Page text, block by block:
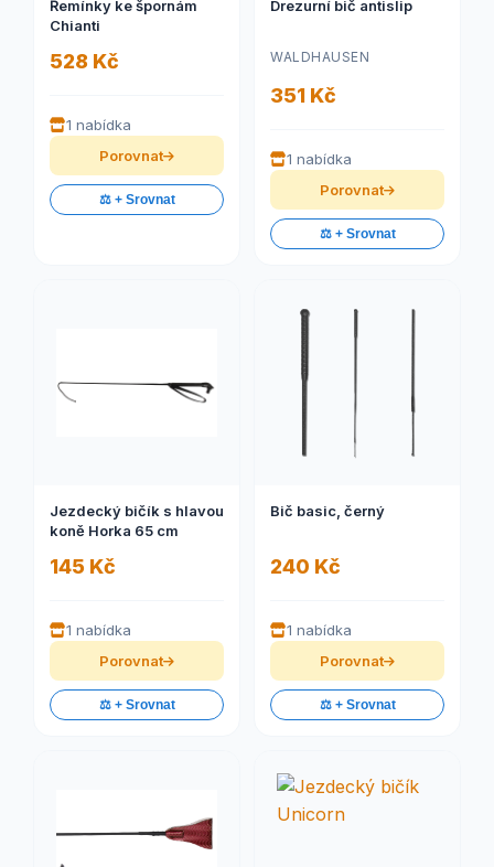
Řemínky ke špornám
Chianti
528 Kč
1 nabídka
Porovnat
⚖️ + Srovnat
Drezurní bič antislip
WALDHAUSEN
351 Kč
1 nabídka
Porovnat
⚖️ + Srovnat
Jezdecký bičík s hlavou
koně Horka 65 cm
145 Kč
1 nabídka
Porovnat
⚖️ + Srovnat
Bič basic, černý
240 Kč
1 nabídka
Porovnat
⚖️ + Srovnat